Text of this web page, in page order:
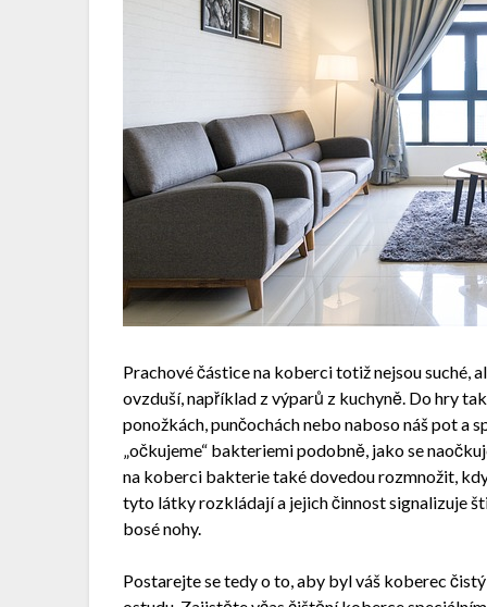
Prachové částice na koberci totiž nejsou suché,
ovzduší, například z výparů z kuchyně. Do hry
ponožkách, punčochách nebo naboso náš pot a
„očkujeme“ bakteriemi podobně, jako se
na koberci bakterie také dovedou rozmnožit,
tyto látky rozkládají a jejich činnost signalizuje
bosé nohy.
Postarejte se tedy o to, aby byl váš koberec